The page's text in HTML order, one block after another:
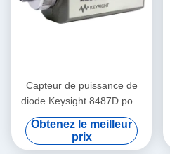
Capteur de puissance de
diode Keysight 8487D pour
50 MHz à 50 GHz Mesures
de puissance moyenne avec
étalonnage traçable NIST
Obtenez le meilleur
prix